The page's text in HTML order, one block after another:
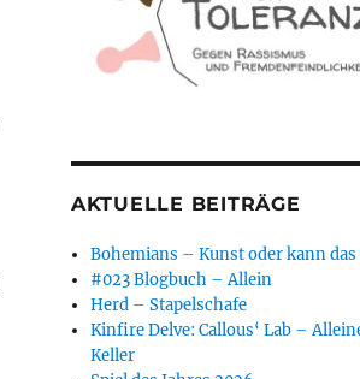
AKTUELLE BEITRÄGE
Bohemians – Kunst oder kann das
#023 Blogbuch – Allein
Herd – Stapelschafe
Kinfire Delve: Callous‘ Lab –
Keller